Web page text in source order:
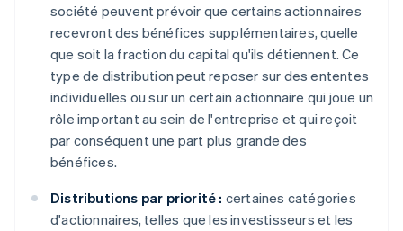
société peuvent prévoir que certains actionnaires
recevront des bénéfices supplémentaires, quelle
que soit la fraction du capital qu'ils détiennent. Ce
type de distribution peut reposer sur des ententes
individuelles ou sur un certain actionnaire qui joue un
rôle important au sein de l'entreprise et qui reçoit
par conséquent une part plus grande des
bénéfices.
Distributions par priorité : certaines catégories
d'actionnaires, telles que les investisseurs et les